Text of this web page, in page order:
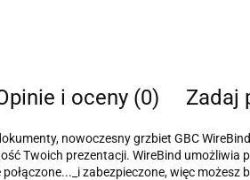
i oceny (0) Zadaj
nowoczesny grzbiet GBC
Twoich prezentacji. WireBind umożliwia
zabezpieczone, więc